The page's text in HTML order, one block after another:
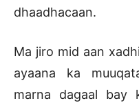
dhaadhacaan.
Ma jiro mid aan
ayaana ka
marna dagaal bay